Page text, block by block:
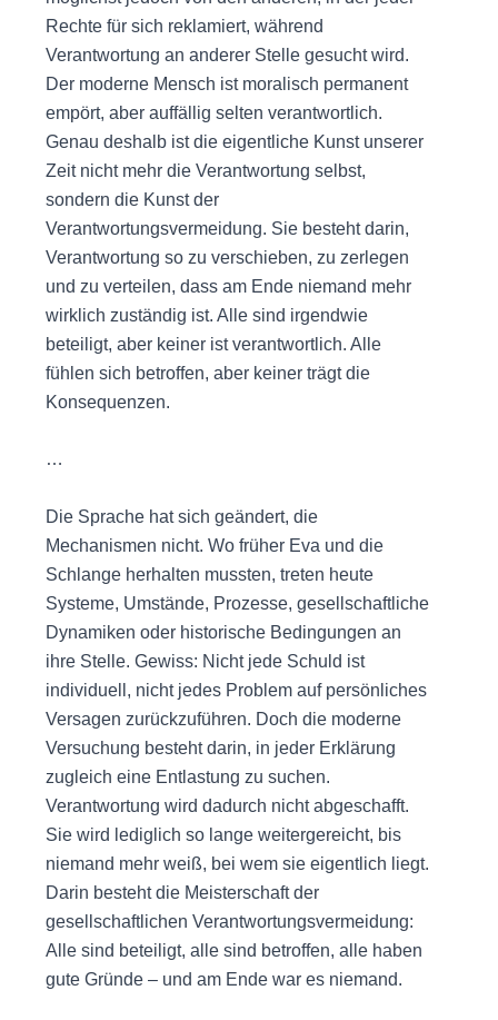
Rechte für sich reklamiert, während
Verantwortung an anderer Stelle gesucht wird.
Der moderne Mensch ist moralisch permanent
empört, aber auffällig selten verantwortlich.
Genau deshalb ist die eigentliche Kunst unserer
Zeit nicht mehr die Verantwortung selbst,
sondern die Kunst der
Verantwortungsvermeidung. Sie besteht darin,
Verantwortung so zu verschieben, zu zerlegen
und zu verteilen, dass am Ende niemand mehr
wirklich zuständig ist. Alle sind irgendwie
beteiligt, aber keiner ist verantwortlich. Alle
fühlen sich betroffen, aber keiner trägt die
Konsequenzen.
…
Die Sprache hat sich geändert, die
Mechanismen nicht. Wo früher Eva und die
Schlange herhalten mussten, treten heute
Systeme, Umstände, Prozesse, gesellschaftliche
Dynamiken oder historische Bedingungen an
ihre Stelle. Gewiss: Nicht jede Schuld ist
individuell, nicht jedes Problem auf persönliches
Versagen zurückzuführen. Doch die moderne
Versuchung besteht darin, in jeder Erklärung
zugleich eine Entlastung zu suchen.
Verantwortung wird dadurch nicht abgeschafft.
Sie wird lediglich so lange weitergereicht, bis
niemand mehr weiß, bei wem sie eigentlich liegt.
Darin besteht die Meisterschaft der
gesellschaftlichen Verantwortungsvermeidung:
Alle sind beteiligt, alle sind betroffen, alle haben
gute Gründe – und am Ende war es niemand.